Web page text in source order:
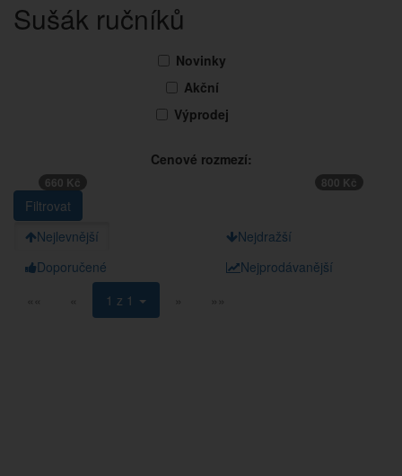
Sušák ručníků
Novinky
Akční
Výprodej
Cenové rozmezí:
660 Kč 800 Kč
Nejlevnější
Nejdražší
Doporučené
Nejprodávanější
««
« 1 z 1 » »»